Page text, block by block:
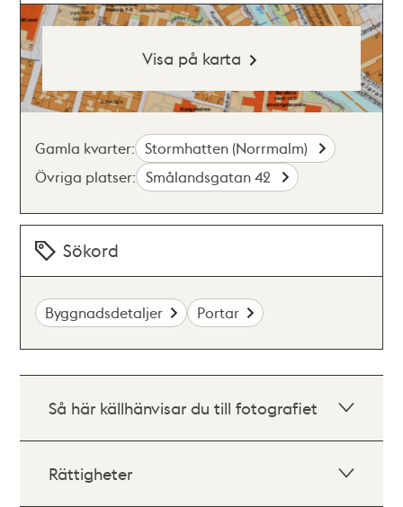
Visa på karta
Gamla kvarter: Stormhatten (Norrmalm)
Övriga platser: Smålandsgatan 42
Sökord
Byggnadsdetaljer Portar
Så här källhänvisar du till fotografiet
Rättigheter